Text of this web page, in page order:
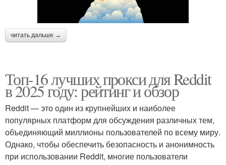
читать дальше →
Топ-16 лучших прокси для Reddit
в 2025 году: рейтинг и обзор
Reddit — это один из крупнейших и наиболее
популярных платформ для обсуждения различных тем,
объединяющий миллионы пользователей по всему миру.
Однако, чтобы обеспечить безопасность и анонимность
при использовании Reddit, многие пользователи